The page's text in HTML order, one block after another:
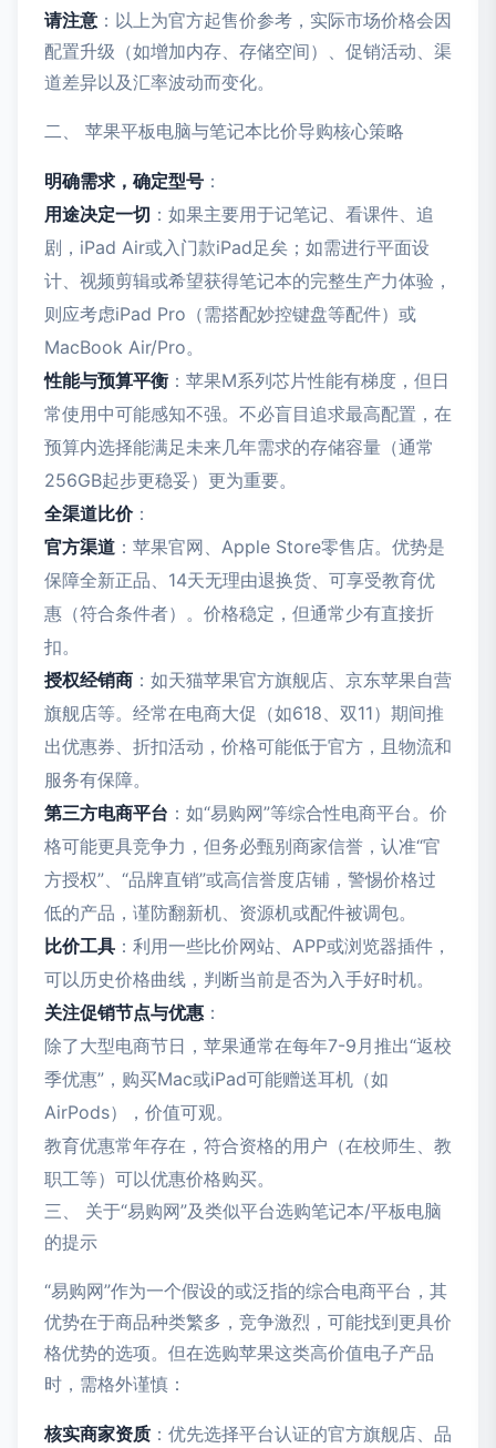
请注意 ：以上为官方起售价参考，实际市场价格会因
配置升级（如增加内存、存储空间）、促销活动、渠
道差异以及汇率波动而变化。
二、 苹果平板电脑与笔记本比价导购核心策略
明确需求，确定型号 ：
用途决定一切 ：如果主要用于记笔记、看课件、追
剧，iPad Air或入门款iPad足矣；如需进行平面设
计、视频剪辑或希望获得笔记本的完整生产力体验，
则应考虑iPad Pro（需搭配妙控键盘等配件）或
MacBook Air/Pro。
性能与预算平衡 ：苹果M系列芯片性能有梯度，但日
常使用中可能感知不强。不必盲目追求最高配置，在
预算内选择能满足未来几年需求的存储容量（通常
256GB起步更稳妥）更为重要。
全渠道比价：
官方渠道 ：苹果官网、Apple Store零售店。优势是
保障全新正品、14天无理由退换货、可享受教育优
惠（符合条件者）。价格稳定，但通常少有直接折
扣。
授权经销商 ：如天猫苹果官方旗舰店、京东苹果自营
旗舰店等。经常在电商大促（如618、双11）期间推
出优惠券、折扣活动，价格可能低于官方，且物流和
服务有保障。
第三方电商平台 ：如“易购网”等综合性电商平台。价
格可能更具竞争力，但务必甄别商家信誉，认准“官
方授权”、“品牌直销”或高信誉度店铺，警惕价格过
低的产品，谨防翻新机、资源机或配件被调包。
比价工具 ：利用一些比价网站、APP或浏览器插件，
可以历史价格曲线，判断当前是否为入手好时机。
关注促销节点与优惠 ：
除了大型电商节日，苹果通常在每年7-9月推出“返校
季优惠”，购买Mac或iPad可能赠送耳机（如
AirPods），价值可观。
教育优惠常年存在，符合资格的用户（在校师生、教
职工等）可以优惠价格购买。
三、 关于“易购网”及类似平台选购笔记本/平板电脑
的提示
“易购网”作为一个假设的或泛指的综合电商平台，其
优势在于商品种类繁多，竞争激烈，可能找到更具价
格优势的选项。但在选购苹果这类高价值电子产品
时，需格外谨慎：
核实商家资质 ：优先选择平台认证的官方旗舰店、品